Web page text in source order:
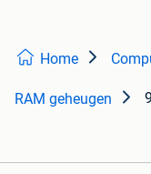
Home
RAM geheugen